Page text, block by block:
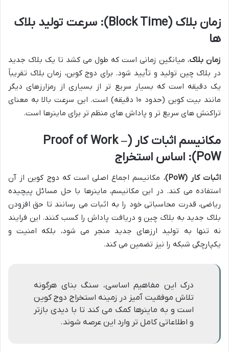
زمان بلاک (Block Time): سرعت تولید بلاک
ها
زمان بلاک، میانگین زمانی است که طول می کشد تا یک بلاک جدید
در بلاک چین تولید و تأیید شود. برای دوج کوین، زمان بلاک تقریباً
یک دقیقه است که بسیار سریع تر از بسیاری از رمزارزهای دیگر
مانند بیت کوین (حدود ۱۰ دقیقه) است. این سرعت بالا به معنای
تراکنش های سریع تر و پاداش های منظم تر برای ماینرها است.
مکانیسم اثبات کار (Proof of Work –
PoW): اساس استخراج
اثبات کار (PoW)
، مکانیسم اجماع اصلی است که دوج کوین از آن
استفاده می کند. در این مکانیسم، ماینرها با حل مسائل پیچیده
ریاضی، قدرت محاسباتی خود را به اثبات می رسانند تا حق افزودن
بلاک جدید به بلاک چین و دریافت پاداش را کسب کنند. این فرایند
نه تنها به تولید ارزهای جدید منجر می شود، بلکه امنیت و
یکپارچگی شبکه را نیز تضمین می کند.
درک این مفاهیم اساسی، سنگ بنای هرگونه
تلاش موفقیت آمیز در زمینه استخراج دوج کوین
است و به ماینرها کمک می کند تا با دیدی بازتر
و اطلاعاتی کامل تر وارد این عرصه شوند.